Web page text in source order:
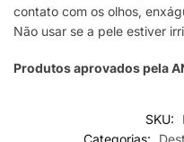
contato com os olhos,
Não usar se a pele estiver
Produtos aprovados pela
SKU:
Categorias: